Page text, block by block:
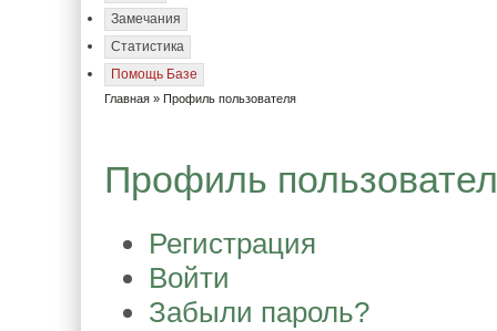
Замечания
Статистика
Помощь Базе
Главная » Профиль пользователя
Профиль
Регистрация
Войти
Забыли пароль?